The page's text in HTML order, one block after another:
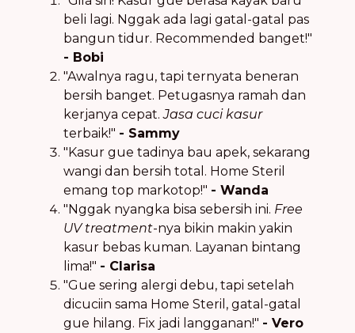
beli lagi. Nggak ada lagi gatal-gatal pas
bangun tidur. Recommended banget!"
- Bobi
"Awalnya ragu, tapi ternyata beneran
bersih banget. Petugasnya ramah dan
kerjanya cepat.Jasa cuci kasur
terbaik!" - Sammy
"Kasur gue tadinya bau apek, sekarang
wangi dan bersih total. Home Steril
emang top markotop!" - Wanda
"Nggak nyangka bisa sebersih ini. Free
UV treatment-nya bikin makin yakin
kasur bebas kuman. Layanan bintang
lima!" - Clarisa
"Gue sering alergi debu, tapi setelah
dicuciin sama Home Steril, gatal-gatal
gue hilang. Fix jadi langganan!" - Vero